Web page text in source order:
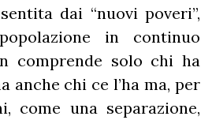
dai “nuovi poveri”,
in continuo
comprende solo chi ha
anche chi ce l’ha ma, per
come una separazione,